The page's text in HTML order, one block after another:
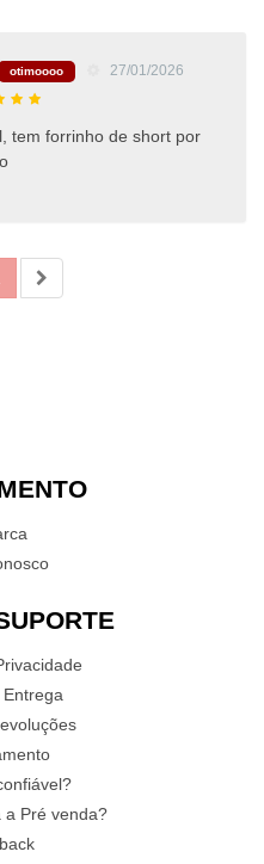
otimoooo
27/01/2026
tem forrinho de short por
a Pré venda?